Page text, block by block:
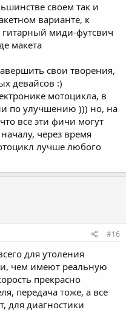
своем так и
варианте, к
миди-футсвич
макета
свои творения,
девайсов :)
мотоцикла, в
по улучшению ))) но, на
все эти фичи могут
через время
лучше любого
#16
для утоления
чем имеют реальную
прекрасно
передача тоже, а все
для диагностики